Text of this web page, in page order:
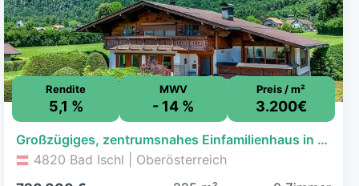
Rendite
5,1 %
MWV
- 14 %
Preis / m²
3.200€
Großzügiges, zentrumsnahes Einfamilienhaus in sonniger Ruhelage von Bad Ischl
4820 Bad Ischl | Oberösterreich